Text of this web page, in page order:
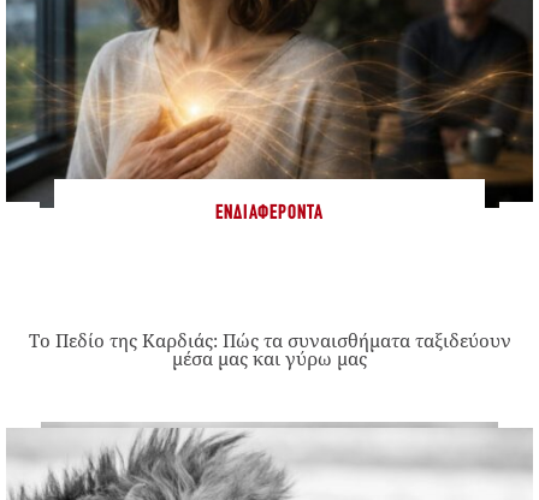
ΕΝΔΙΑΦΈΡΟΝΤΑ
Το Πεδίο της Καρδιάς: Πώς τα συναισθήματα ταξιδεύουν
μέσα μας και γύρω μας